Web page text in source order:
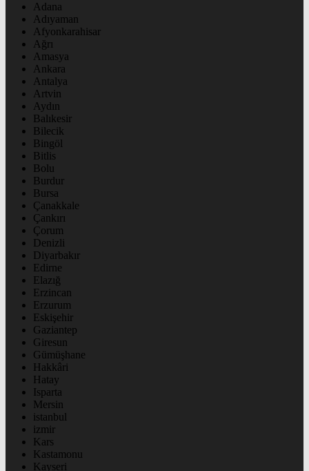
Adana
Adıyaman
Afyonkarahisar
Ağrı
Amasya
Ankara
Antalya
Artvin
Aydın
Balıkesir
Bilecik
Bingöl
Bitlis
Bolu
Burdur
Bursa
Çanakkale
Çankırı
Çorum
Denizli
Diyarbakır
Edirne
Elazığ
Erzincan
Erzurum
Eskişehir
Gaziantep
Giresun
Gümüşhane
Hakkâri
Hatay
Isparta
Mersin
istanbul
izmir
Kars
Kastamonu
Kayseri